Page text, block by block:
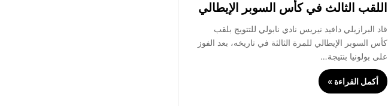
اللقب الثالث في كأس السوبر الإيطالي
قاد البرازيلي دافيد نيريس نادي نابولي للتتويج بلقب
كأس السوبر الإيطالي للمرة الثالثة في تاريخه، بعد الفوز
على بولونيا بنتيجة…
أكمل القراءة »